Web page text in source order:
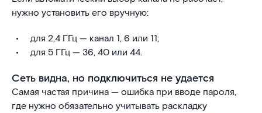
нужно установить его вручную:
для 2,4 ГГц — канал 1, 6 или 11;
для 5 ГГц — 36, 40 или 44.
Сеть видна, но подключиться не удается
Самая частая причина — ошибка при вводе пароля,
где нужно обязательно учитывать раскладку